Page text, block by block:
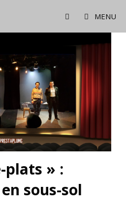
MENU
plats » :
sous-sol